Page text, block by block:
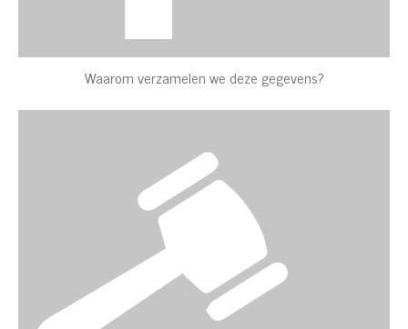
Waarom verzamelen we deze gegevens?